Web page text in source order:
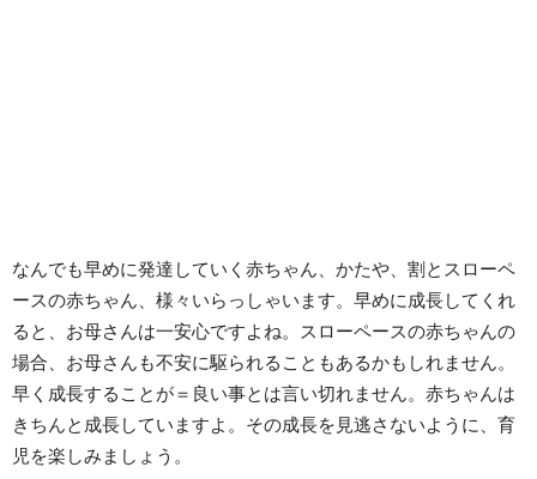
なんでも早めに発達していく赤ちゃん、かたや、割とスローペ
ースの赤ちゃん、様々いらっしゃいます。早めに成長してくれ
ると、お母さんは一安心ですよね。スローペースの赤ちゃんの
場合、お母さんも不安に駆られることもあるかもしれません。
早く成長することが＝良い事とは言い切れません。赤ちゃんは
きちんと成長していますよ。その成長を見逃さないように、育
児を楽しみましょう。